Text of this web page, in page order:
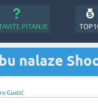
PITANJE
nalaze
Gustić